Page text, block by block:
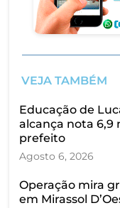
VEJA TAMBÉM
Educação de
alcança nota 6,9
prefeito
Agosto 6, 2026
Operação mira
em Mirassol